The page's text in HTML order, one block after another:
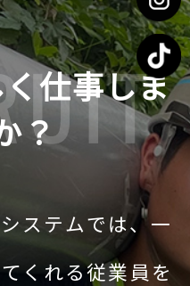
仕事しま
？
ステムでは、一
くれる従業員を